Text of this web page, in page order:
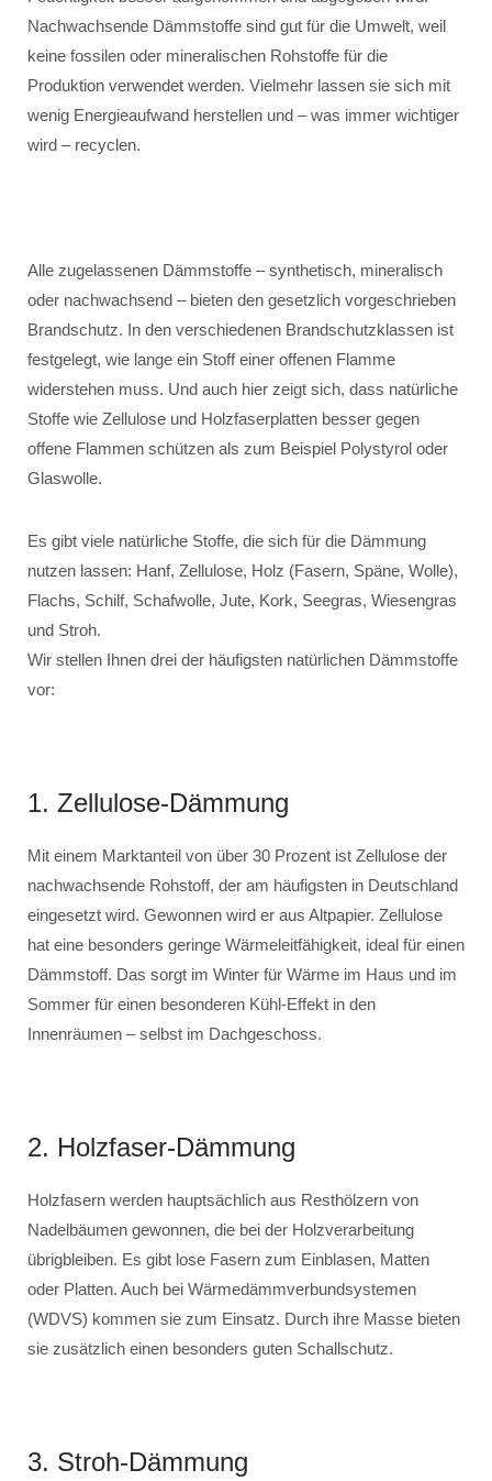
Nachwachsende Dämmstoffe sind gut für die Umwelt, weil
keine fossilen oder mineralischen Rohstoffe für die
Produktion verwendet werden. Vielmehr lassen sie sich mit
wenig Energieaufwand herstellen und – was immer wichtiger
wird – recyclen.
Alle zugelassenen Dämmstoffe – synthetisch, mineralisch
oder nachwachsend – bieten den gesetzlich vorgeschrieben
Brandschutz. In den verschiedenen Brandschutzklassen ist
festgelegt, wie lange ein Stoff einer offenen Flamme
widerstehen muss. Und auch hier zeigt sich, dass natürliche
Stoffe wie Zellulose und Holzfaserplatten besser gegen
offene Flammen schützen als zum Beispiel Polystyrol oder
Glaswolle.
Es gibt viele natürliche Stoffe, die sich für die Dämmung
nutzen lassen: Hanf, Zellulose, Holz (Fasern, Späne, Wolle),
Flachs, Schilf, Schafwolle, Jute, Kork, Seegras, Wiesengras
und Stroh.
Wir stellen Ihnen drei der häufigsten natürlichen Dämmstoffe
vor:
1. Zellulose-Dämmung
Mit einem Marktanteil von über 30 Prozent ist Zellulose der
nachwachsende Rohstoff, der am häufigsten in Deutschland
eingesetzt wird. Gewonnen wird er aus Altpapier. Zellulose
hat eine besonders geringe Wärmeleitfähigkeit, ideal für einen
Dämmstoff. Das sorgt im Winter für Wärme im Haus und im
Sommer für einen besonderen Kühl-Effekt in den
Innenräumen – selbst im Dachgeschoss.
2. Holzfaser-Dämmung
Holzfasern werden hauptsächlich aus Resthölzern von
Nadelbäumen gewonnen, die bei der Holzverarbeitung
übrigbleiben. Es gibt lose Fasern zum Einblasen, Matten
oder Platten. Auch bei Wärmedämmverbundsystemen
(WDVS) kommen sie zum Einsatz. Durch ihre Masse bieten
sie zusätzlich einen besonders guten Schallschutz.
3. Stroh-Dämmung